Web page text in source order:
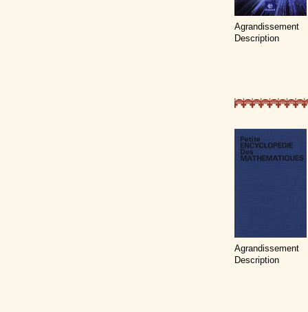
Agrandissement
Description
Agrandissement
Description